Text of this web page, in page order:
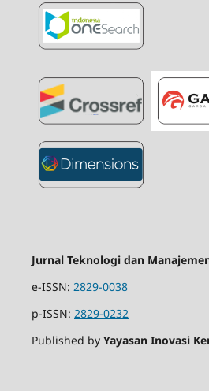
Jurnal Teknologi dan
e-ISSN: 2829-0038
p-ISSN: 2829-0232
Published by Yayasan Inovasi